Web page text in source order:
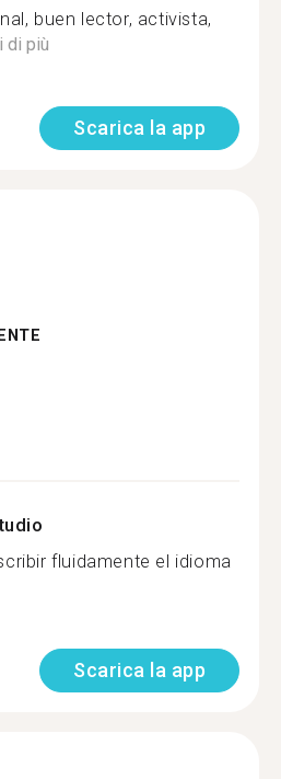
buen lector, activista,
di più
Scarica la app
fluidamente el idioma
Scarica la app